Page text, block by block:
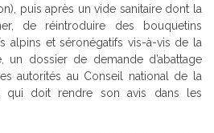
puis après un vide sanitaire dont la
de réintroduire des bouquetins
alpins et séronégatifs vis-à-vis de la
un dossier de demande d’abattage
autorités au Conseil national de la
qui doit rendre son avis dans les